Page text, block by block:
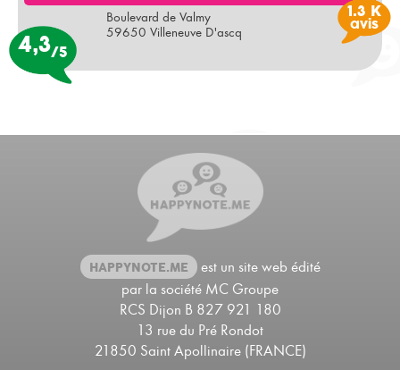
Boulevard de Valmy
59650 Villeneuve D'ascq
4,3/5
1.3 K
avis
HAPPYNOTE.ME
est un site web édité
par la société MC Groupe
RCS Dijon B 827 921 180
13 rue du Pré Rondot
21850 Saint Apollinaire (FRANCE)